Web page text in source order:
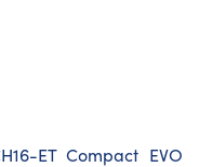
ET Compact EVO